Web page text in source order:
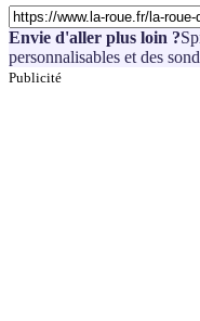
Envie d'aller plus loin ?
personnalisables et des
Publicité